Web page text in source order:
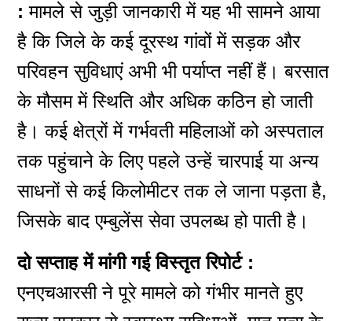
:मामले से जुड़ी जानकारी में यह भी सामने आया
है कि जिले के कई दूरस्थ गांवों में सड़क और
परिवहन सुविधाएं अभी भी पर्याप्त नहीं हैं। बरसात
के मौसम में स्थिति और अधिक कठिन हो जाती
है। कई क्षेत्रों में गर्भवती महिलाओं को अस्पताल
तक पहुंचाने के लिए पहले उन्हें चारपाई या अन्य
साधनों से कई किलोमीटर तक ले जाना पड़ता है,
जिसके बाद एम्बुलेंस सेवा उपलब्ध हो पाती है।
दो सप्ताह में मांगी गई विस्तृत रिपोर्ट :
एनएचआरसी ने पूरे मामले को गंभीर मानते हुए